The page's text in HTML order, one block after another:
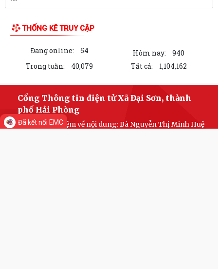
THỐNG KÊ TRUY CẬP
Đang online: 54 Hôm nay:
940
Trong tuần:
40,079 Tất cả: 1,104,162
Cổng Thông tin điện tử Xã Đại Sơn, thành
phố Hải Phòng
Chịu trách nhiệm về nội dung: Bà Nguyễn Thị Minh Huệ
Đã kết nối EMC